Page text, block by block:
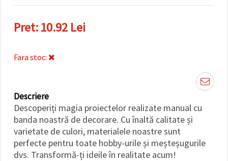
cookie -
urile făcând
toate!" Sau
selectând
un tip de
cookie -uri
dat și
făcând clic
pe butonul
"Salvați"
Pret:10.92 Lei
Fara stoc:
Descriere
Descoperiți magia proiectelor realizate manual cu
banda noastră de decorare. Cu înaltă calitate și
varietate de culori, materialele noastre sunt
perfecte pentru toate hobby-urile și meșteșugurile
dvs. Transformă-ți ideile în realitate acum!